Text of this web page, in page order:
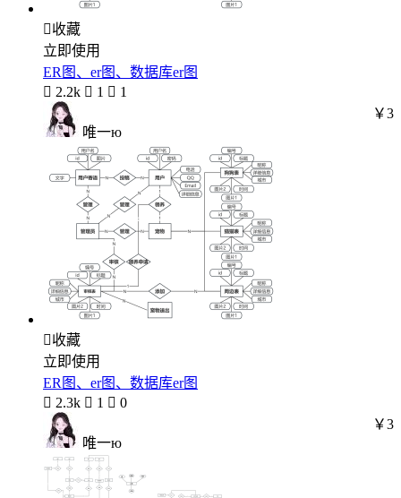
收藏
立即使用
ER图、er图、数据库er图
 2.2k  1  1
唯一ю
￥3
收藏
立即使用
ER图、er图、数据库er图
 2.3k  1  0
唯一ю
￥3